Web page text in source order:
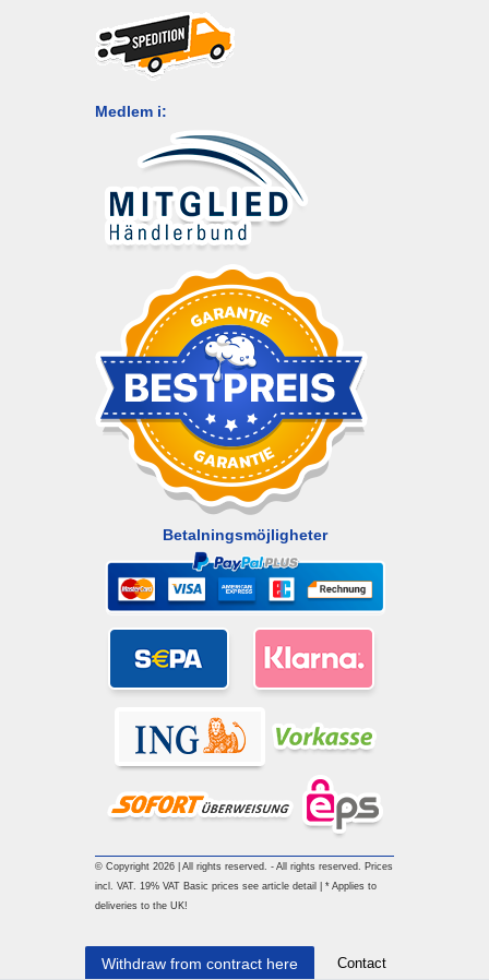
Medlem i:
Betalningsmöjligheter
© Copyright 2026 | All rights reserved. - All rights reserved. Prices
incl. VAT. 19% VAT Basic prices see article detail | * Applies to
deliveries to the UK!
Withdraw from contract here Contact